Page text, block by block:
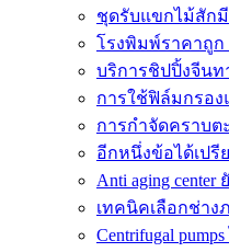
ชุดรับแขกไม้สักมี
โรงพิมพ์ราคาถูก
บริการชิปปิ้งจีน
การใช้ฟิล์มกรอ
การกำจัดคราบ
อีกหนึ่งข้อได้เปรี
Anti aging
เทคนิคเลือกช่า
Centrifugal